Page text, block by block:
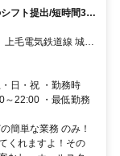
フト提出/短時間3h
毛電気鉄道線 城東
両毛線 前橋駅 バ
日・祝 ・勤務時
～22:00 ・最低勤務
簡単な業務 のみ！
くれますよ！その